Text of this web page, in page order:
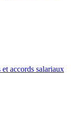
accords salariaux